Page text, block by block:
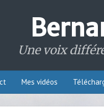
Une voix
Mes vidéos